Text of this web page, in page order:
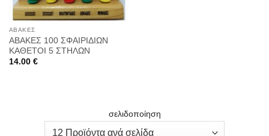
ΑΒΑΚΕΣ
ΑΒΑΚΕΣ 100 ΣΦΑΙΡΙΔΙΩΝ
ΚΑΘΕΤΟΙ 5 ΣΤΗΛΩΝ
14.00 €
σελιδοποίηση